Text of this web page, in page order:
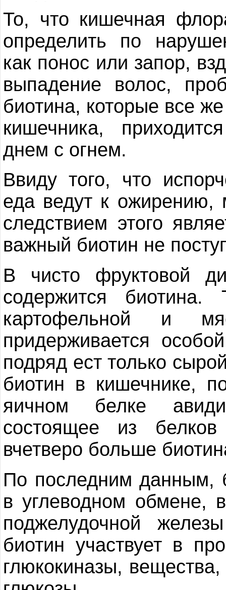
То, что кишечная
определить по
как понос или запор,
выпадение волос,
биотина, которые все
кишечника,
днем с огнем.
Ввиду того, что
еда ведут к ожирению,
следствием этого
важный биотин не
В чисто фруктовой
содержится
картофельной и
придерживается
подряд ест только
биотин в кишечнике,
яичном белке
состоящее из
вчетверо больше
По последним данным,
в углеводном обмене,
поджелудочной
биотин участвует в
глюкокиназы,